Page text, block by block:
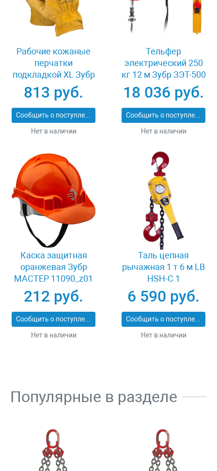
Рабочие кожаные
перчатки
подкладкой XL Зубр
МАСТЕР 1135-XL
813 руб.
Сообщить о поступлении
Нет в наличии
Тельфер
электрический 250
кг 12 м Зубр ЗЭТ-500
18 036 руб.
Сообщить о поступлении
Нет в наличии
Каска защитная
оранжевая Зубр
МАСТЕР 11090_z01
212 руб.
Сообщить о поступлении
Нет в наличии
Таль цепная
рычажная 1 т 6 м LB
HSH-C 1
6 590 руб.
Сообщить о поступлении
Нет в наличии
Популярные в разделе